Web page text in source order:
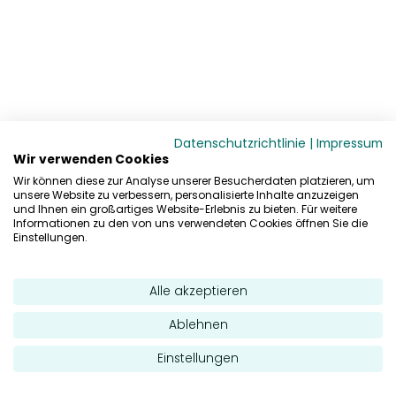
Datenschutzrichtlinie | Impressum
Wir verwenden Cookies
Wir können diese zur Analyse unserer Besucherdaten platzieren, um
unsere Website zu verbessern, personalisierte Inhalte anzuzeigen
und Ihnen ein großartiges Website-Erlebnis zu bieten. Für weitere
Informationen zu den von uns verwendeten Cookies öffnen Sie die
Einstellungen.
Alle akzeptieren
Ablehnen
Einstellungen